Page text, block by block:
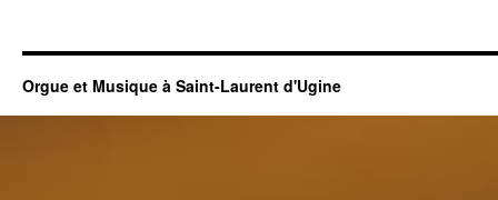
Orgue et Musique à Saint-Laurent d'Ugine